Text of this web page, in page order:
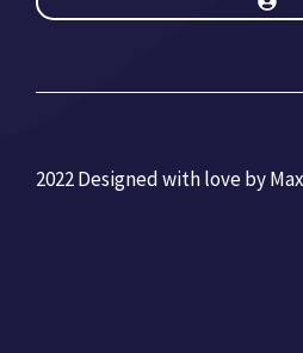
2022 Designed with love by